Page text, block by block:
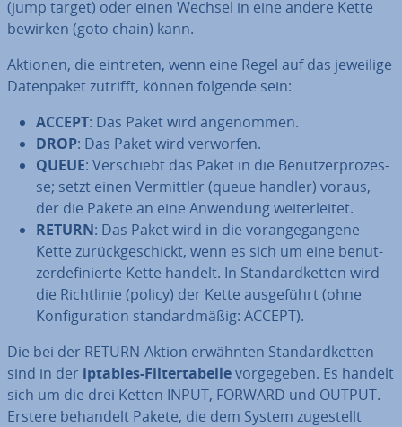
(jump target) oder einen Wechsel in eine andere Kette
bewirken (goto chain) kann.
Aktionen, die eintreten, wenn eine Regel auf das jeweilige
Da­ten­pa­ket zutrifft, können folgende sein:
ACCEPT: Das Paket wird an­ge­nom­men.
DROP: Das Paket wird verworfen.
QUEUE: Ver­schiebt das Paket in die Be­nut­zer­pro­zes­
se; setzt einen Ver­mitt­ler (queue handler) voraus,
der die Pakete an eine Anwendung wei­ter­lei­tet.
RETURN: Das Paket wird in die vor­an­ge­gan­ge­ne
Kette zu­rück­ge­schickt, wenn es sich um eine be­nut­
zer­de­fi­nier­te Kette handelt. In Stan­dard­ket­ten wird
die Richt­li­nie (policy) der Kette aus­ge­führt (ohne
Kon­fi­gu­ra­ti­on stan­dard­mä­ßig: ACCEPT).
Die bei der RETURN-Aktion erwähnten Stan­dard­ket­ten
sind in der iptables-Fil­ter­ta­bel­levor­ge­ge­ben. Es handelt
sich um die drei Ketten INPUT, FORWARD und OUTPUT.
Erstere behandelt Pakete, die dem System zu­ge­stellt